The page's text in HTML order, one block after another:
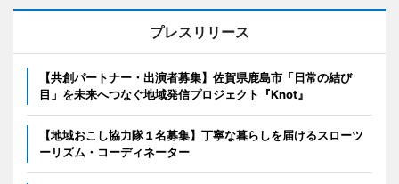
プレスリリース
【共創パートナー・出演者募集】佐賀県鹿島市「日常の結び
目」を未来へつなぐ地域発信プロジェクト『Knot』
【地域おこし協力隊１名募集】丁寧な暮らしを届けるスローツ
ーリズム・コーディネーター